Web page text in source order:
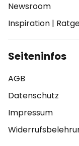
Newsroom
Inspiration |
Seiteninfos
AGB
Datenschutz
Impressum